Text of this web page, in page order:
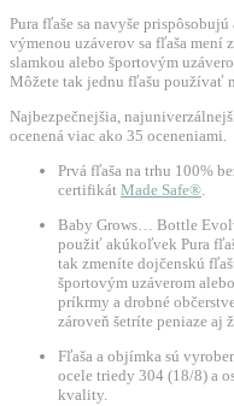
Rose
Pura fľaše sa navyše
výmenou uzáverov sa fľaša mení
slamkou alebo športovým
Môžete tak jednu fľašu
Najbezpečnejšia,
ocenená viac ako 35 oceneniami.
Prvá fľaša na trhu 100%
certifikát Made Safe®.
Baby Grows… Bottle
použiť akúkoľvek Pura
tak zmeníte dojčenskú
športovým uzáverom
príkrmy a drobné
zároveň šetríte peniaze aj
Fľaša a objímka sú
ocele triedy 304 (18/8) a
kvality.